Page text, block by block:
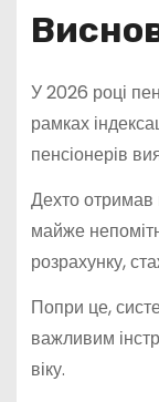
У 2026 році
рамках
пенсіонерів
Дехто отримав
майже
розрахунку,
Попри це,
важливим
віку.